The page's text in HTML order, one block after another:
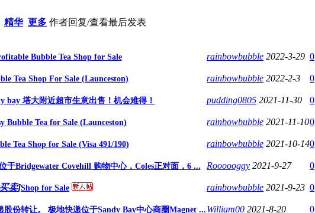
精华 更多 作者回复/查看最后发表
Bubble Tea Shop for Sale rainbowbubble 2022-3-29 0
Tea Shop For Sale (Launceston) rainbowbubble 2022-2-3 0
bay 塔大附近超市生意出售！机会难得！ pudding0805 2021-11-30 0
Bubble Tea for Sale (Launceston) rainbowbubble 2021-11-100
Tea Shop for Sale (Visa 491/190) rainbowbubble 2021-10-140
于Bridgewater Covehill 购物中心，Coles正对面，6 ... Roooooggy 2021-9-27 0
卖]Shop for Sale rainbowbubble 2021-9-23 0
股份转让。 极地快递位于Sandy Bay中心商圈Magnet ... William00 2021-8-20 0